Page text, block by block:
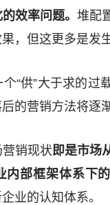
效率问题。 堆配
，但这更多是发
“供”大于求的过
的营销方法将逐
销现状即是市场
内部框架体系下的
业的认知体系。